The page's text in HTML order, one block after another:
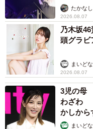
たかな
2026.08.07
乃木坂
頭グラビ
まいど
2026.08.07
3児の母
わざわ
かしから
まいど